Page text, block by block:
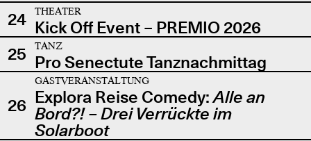
24
THEATER
Kick Off Event – PREMIO 2026
25
TANZ
Pro Senectute Tanznachmittag
26
GASTVERANSTALTUNG
Explora Reise Comedy:Alle an
Bord?! – Drei Verrückte im
Solarboot